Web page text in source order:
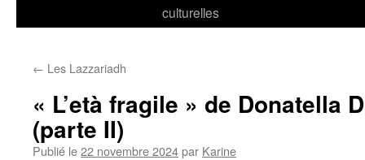
culturelles
← Les Lazzariadh
« L’età fragile » de Donatella
(parte II)
Publié le22 novembre 2024par Karine